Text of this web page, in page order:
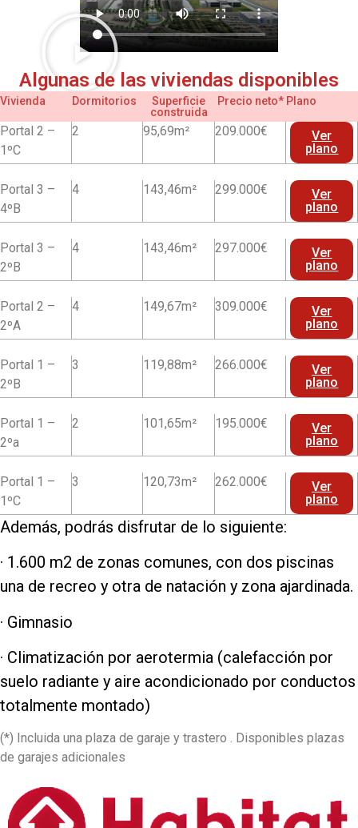
Algunas de las viviendas disponibles
Vivienda Dormitorios
Superficie
construida
Precio neto* Plano
Portal 2 –
1ºC
2 95,69m² 209.000€
Ver
plano
Portal 3 –
4ºB
4 143,46m² 299.000€
Ver
plano
Portal 3 –
2ºB
4 143,46m² 297.000€
Ver
plano
Portal 2 –
2ºA
4 149,67m² 309.000€
Ver
plano
Portal 1 –
2ºB
3 119,88m² 266.000€
Ver
plano
Portal 1 –
2ºa
2 101,65m² 195.000€
Ver
plano
Portal 1 –
1ºC
3 120,73m² 262.000€
Ver
plano
Además, podrás disfrutar de lo siguiente:
· 1.600 m2 de zonas comunes, con dos piscinas
una de recreo y otra de natación y zona ajardinada.
· Gimnasio
· Climatización por aerotermia (calefacción por
suelo radiante y aire acondicionado por conductos
totalmente montado)
(*) Incluida una plaza de garaje y trastero . Disponibles plazas
de garajes adicionales